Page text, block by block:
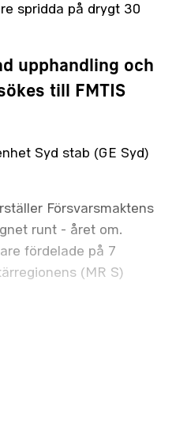
spridda på drygt 30
upphandling och
till FMTIS
Syd stab (GE Syd)
Försvarsmaktens
runt - året om.
fördelade på 7
(MR S)